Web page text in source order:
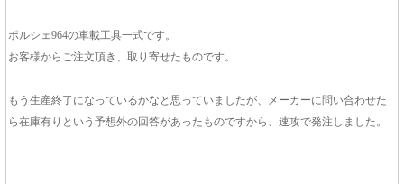
ポルシェ964の車載工具一式です。
お客様からご注文頂き、取り寄せたものです。
もう生産終了になっているかなと思っていましたが、メーカーに問い合わせた
ら在庫有りという予想外の回答があったものですから、速攻で発注しました。